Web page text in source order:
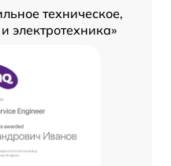
техническое,
электротехника»